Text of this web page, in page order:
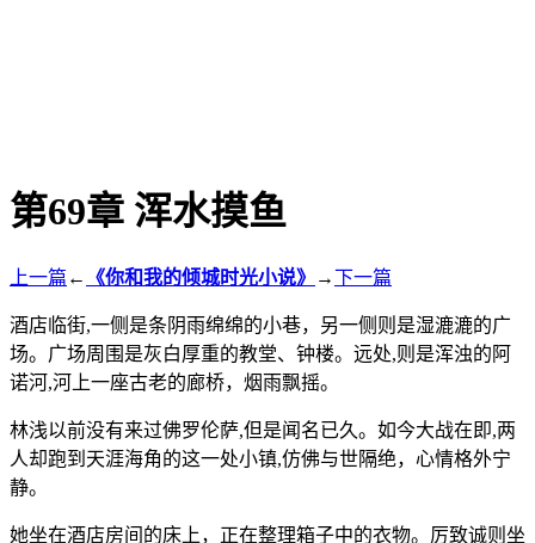
第69章 浑水摸鱼
上一篇 ← 《你和我的倾城时光小说》 →下一篇
酒店临街,一侧是条阴雨绵绵的小巷，另一侧则是湿漉漉的广
场。广场周围是灰白厚重的教堂、钟楼。远处,则是浑浊的阿
诺河,河上一座古老的廊桥，烟雨飘摇。
林浅以前没有来过佛罗伦萨,但是闻名已久。如今大战在即,两
人却跑到天涯海角的这一处小镇,仿佛与世隔绝，心情格外宁
静。
她坐在酒店房间的床上，正在整理箱子中的衣物。厉致诚则坐